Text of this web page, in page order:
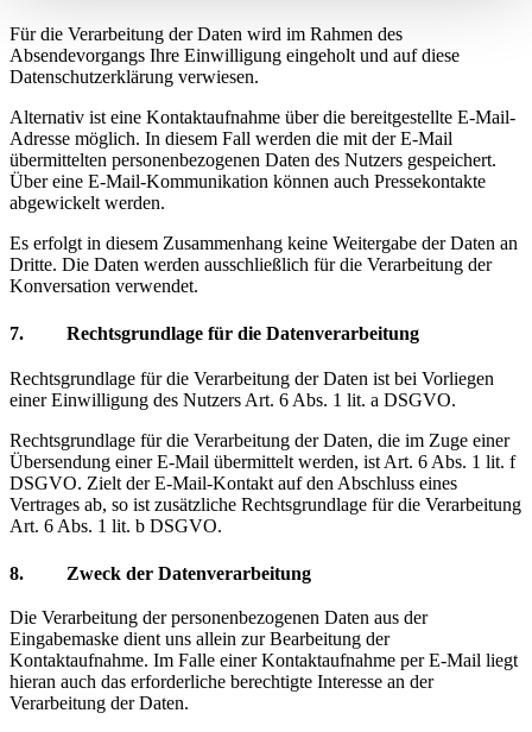
Für die Verarbeitung der Daten wird im Rahmen des
Absendevorgangs Ihre Einwilligung eingeholt und auf diese
Datenschutzerklärung verwiesen.
Alternativ ist eine Kontaktaufnahme über die bereitgestellte E-Mail-
Adresse möglich. In diesem Fall werden die mit der E-Mail
übermittelten personenbezogenen Daten des Nutzers gespeichert.
Über eine E-Mail-Kommunikation können auch Pressekontakte
abgewickelt werden.
Es erfolgt in diesem Zusammenhang keine Weitergabe der Daten an
Dritte. Die Daten werden ausschließlich für die Verarbeitung der
Konversation verwendet.
7. Rechtsgrundlage für die Datenverarbeitung
Rechtsgrundlage für die Verarbeitung der Daten ist bei Vorliegen
einer Einwilligung des Nutzers Art. 6 Abs. 1 lit. a DSGVO.
Rechtsgrundlage für die Verarbeitung der Daten, die im Zuge einer
Übersendung einer E-Mail übermittelt werden, ist Art. 6 Abs. 1 lit. f
DSGVO. Zielt der E-Mail-Kontakt auf den Abschluss eines
Vertrages ab, so ist zusätzliche Rechtsgrundlage für die Verarbeitung
Art. 6 Abs. 1 lit. b DSGVO.
8. Zweck der Datenverarbeitung
Die Verarbeitung der personenbezogenen Daten aus der
Eingabemaske dient uns allein zur Bearbeitung der
Kontaktaufnahme. Im Falle einer Kontaktaufnahme per E-Mail liegt
hieran auch das erforderliche berechtigte Interesse an der
Verarbeitung der Daten.